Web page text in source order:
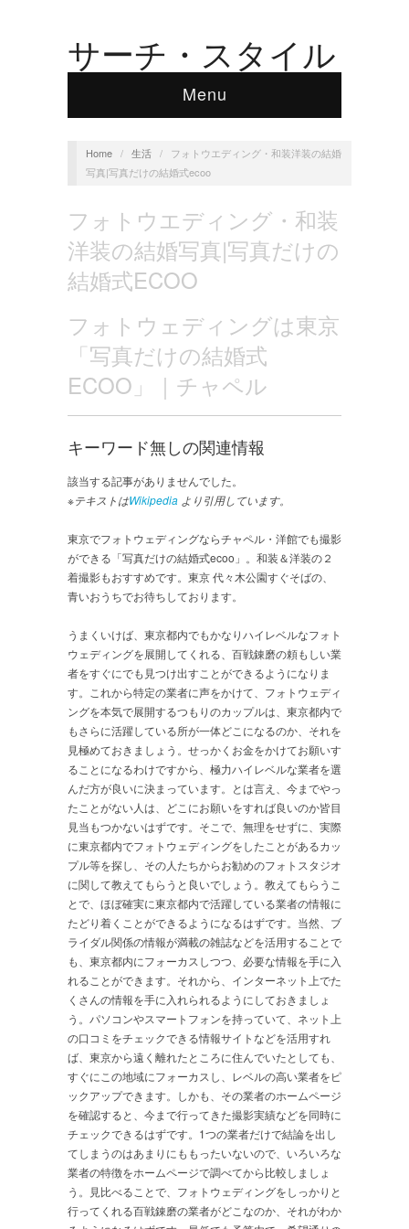
サーチ・スタイル
Menu
Home / 生活 /
フォトウエディング・和装洋装の結婚
写真|写真だけの結婚式ecoo
フォトウエディング・和装
洋装の結婚写真|写真だけの
結婚式ECOO
フォトウェディングは東京
「写真だけの結婚式
ECOO」｜チャペル
キーワード無しの関連情報
該当する記事がありませんでした。
※テキストはWikipedia より引用しています。
東京でフォトウェディングならチャペル・洋館でも撮影
ができる「写真だけの結婚式ecoo」。和装＆洋装の２
着撮影もおすすめです。東京 代々木公園すぐそばの、
青いおうちでお待ちしております。
うまくいけば、東京都内でもかなりハイレベルなフォト
ウェディングを展開してくれる、百戦錬磨の頼もしい業
者をすぐにでも見つけ出すことができるようになりま
す。これから特定の業者に声をかけて、フォトウェディ
ングを本気で展開するつもりのカップルは、東京都内で
もさらに活躍している所が一体どこになるのか、それを
見極めておきましょう。せっかくお金をかけてお願いす
ることになるわけですから、極力ハイレベルな業者を選
んだ方が良いに決まっています。とは言え、今までやっ
たことがない人は、どこにお願いをすれば良いのか皆目
見当もつかないはずです。そこで、無理をせずに、実際
に東京都内でフォトウェディングをしたことがあるカッ
プル等を探し、その人たちからお勧めのフォトスタジオ
に関して教えてもらうと良いでしょう。教えてもらうこ
とで、ほぼ確実に東京都内で活躍している業者の情報に
たどり着くことができるようになるはずです。当然、ブ
ライダル関係の情報が満載の雑誌などを活用することで
も、東京都内にフォーカスしつつ、必要な情報を手に入
れることができます。それから、インターネット上でた
くさんの情報を手に入れられるようにしておきましょ
う。パソコンやスマートフォンを持っていて、ネット上
の口コミをチェックできる情報サイトなどを活用すれ
ば、東京から遠く離れたところに住んでいたとしても、
すぐにこの地域にフォーカスし、レベルの高い業者をピ
ックアップできます。しかも、その業者のホームページ
を確認すると、今まで行ってきた撮影実績などを同時に
チェックできるはずです。1つの業者だけで結論を出し
てしまうのはあまりにももったいないので、いろいろな
業者の特徴をホームページで調べてから比較しましょ
う。見比べることで、フォトウェディングをしっかりと
行ってくれる百戦錬磨の業者がどこなのか、それがわか